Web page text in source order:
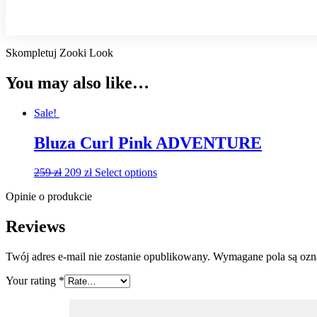
Skompletuj Zooki Look
You may also like…
Sale!
Bluza Curl Pink ADVENTURE
259zł 209 zł Select options
Opinie o produkcie
Reviews
Twój adres e-mail nie zostanie opublikowany. Wymagane pola są
Your rating *